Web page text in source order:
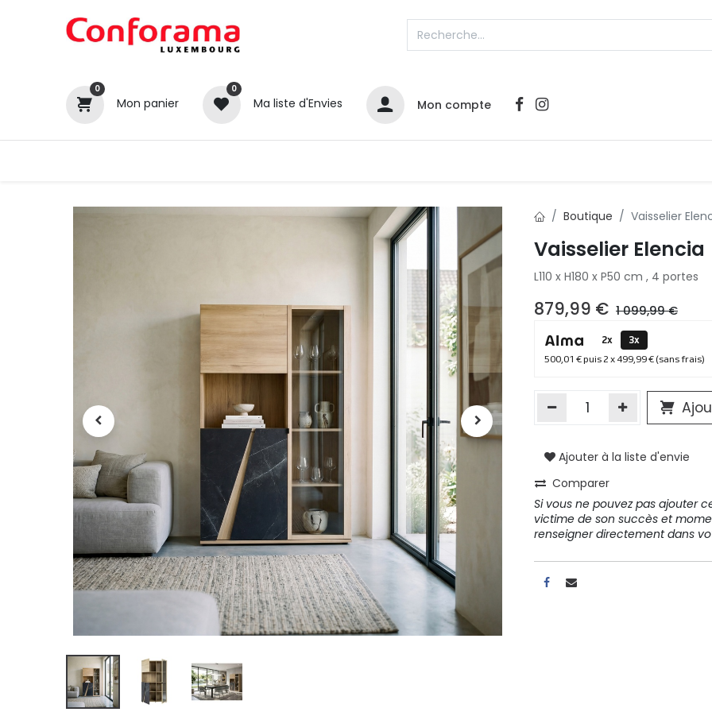
0
Mon panier
0
Ma liste d'Envies Mon compte
Boutique Vaisselier
Vaisselier Elencia
L110 x H180 x P50 cm , 4 portes
879,99 € 1 099,99€
2x
3x
500,01 € puis 2 x 499,99 € (sans frais)
Ajouter à la liste d'envie
Comparer
Si vous ne pouvez pas ajouter
victime de son succès et
renseigner directement dans